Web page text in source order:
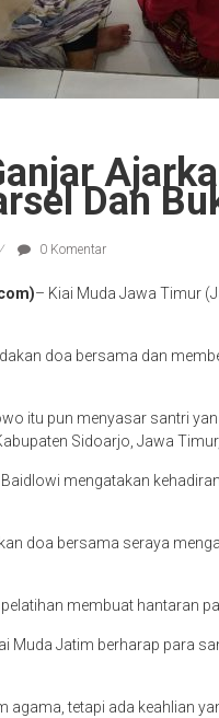
Dan
0 Komentar
– Kiai Muda Jawa Timur
doa bersama dan
itu pun menyasar santri
Sidoarjo, Jawa
mengatakan
doa bersama seraya
membuat hantaran
Muda Jatim berharap para
agama, tetapi ada keahlian